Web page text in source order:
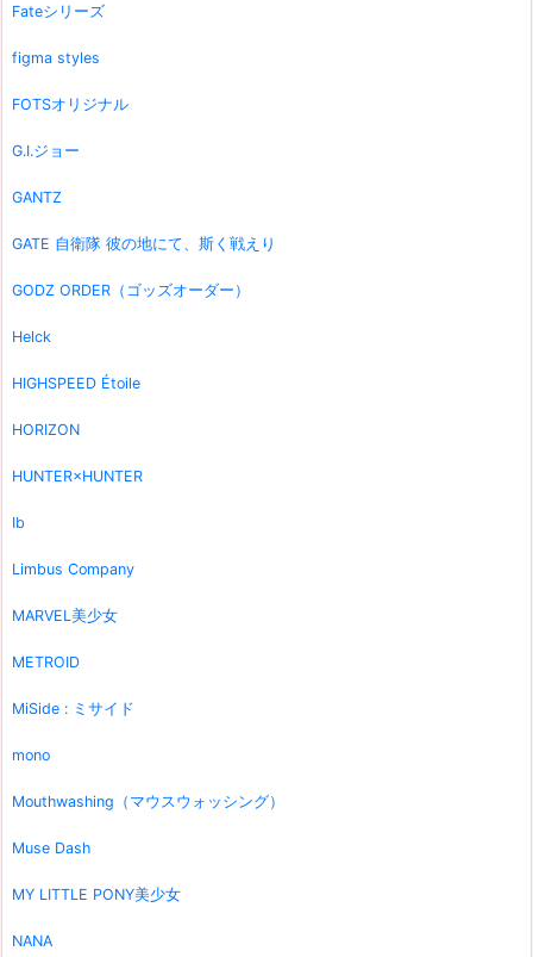
Fateシリーズ
figma styles
FOTSオリジナル
G.I.ジョー
GANTZ
GATE 自衛隊 彼の地にて、斯く戦えり
GODZ ORDER（ゴッズオーダー）
Helck
HIGHSPEED Étoile
HORIZON
HUNTER×HUNTER
Ib
Limbus Company
MARVEL美少女
METROID
MiSide : ミサイド
mono
Mouthwashing（マウスウォッシング）
Muse Dash
MY LITTLE PONY美少女
NANA